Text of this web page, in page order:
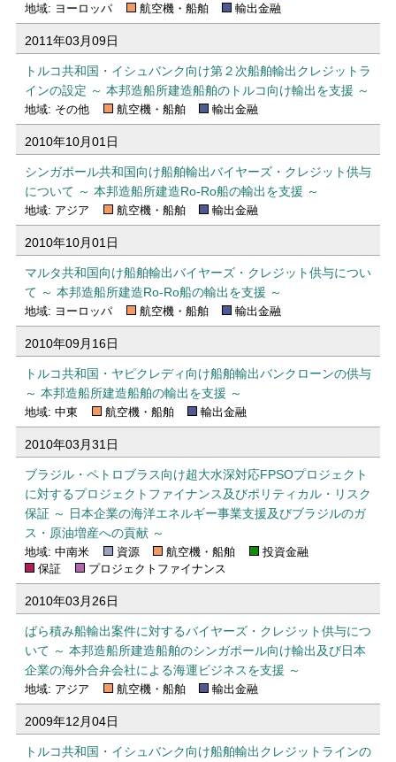
地域: ヨーロッパ 航空機・船舶 輸出金融
2011年03月09日
トルコ共和国・イシュバンク向け第２次船舶輸出クレジットラ
インの設定 ～ 本邦造船所建造船舶のトルコ向け輸出を支援 ～
地域: その他 航空機・船舶 輸出金融
2010年10月01日
シンガポール共和国向け船舶輸出バイヤーズ・クレジット供与
について ～ 本邦造船所建造Ro-Ro船の輸出を支援 ～
地域: アジア 航空機・船舶 輸出金融
2010年10月01日
マルタ共和国向け船舶輸出バイヤーズ・クレジット供与につい
て ～ 本邦造船所建造Ro-Ro船の輸出を支援 ～
地域: ヨーロッパ 航空機・船舶 輸出金融
2010年09月16日
トルコ共和国・ヤピクレディ向け船舶輸出バンクローンの供与
～ 本邦造船所建造船舶の輸出を支援 ～
地域: 中東 航空機・船舶 輸出金融
2010年03月31日
ブラジル・ペトロブラス向け超大水深対応FPSOプロジェクト
に対するプロジェクトファイナンス及びポリティカル・リスク
保証 ～ 日本企業の海洋エネルギー事業支援及びブラジルのガ
ス・原油増産への貢献 ～
地域: 中南米 資源 航空機・船舶
投資金融
保証
プロジェクトファイナンス
2010年03月26日
ばら積み船輸出案件に対するバイヤーズ・クレジット供与につ
いて ～ 本邦造船所建造船舶のシンガポール向け輸出及び日本
企業の海外合弁会社による海運ビジネスを支援 ～
地域: アジア 航空機・船舶 輸出金融
2009年12月04日
トルコ共和国・イシュバンク向け船舶輸出クレジットラインの